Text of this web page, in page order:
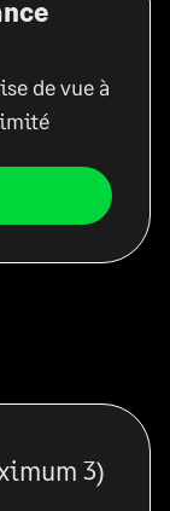
de vue à
3)